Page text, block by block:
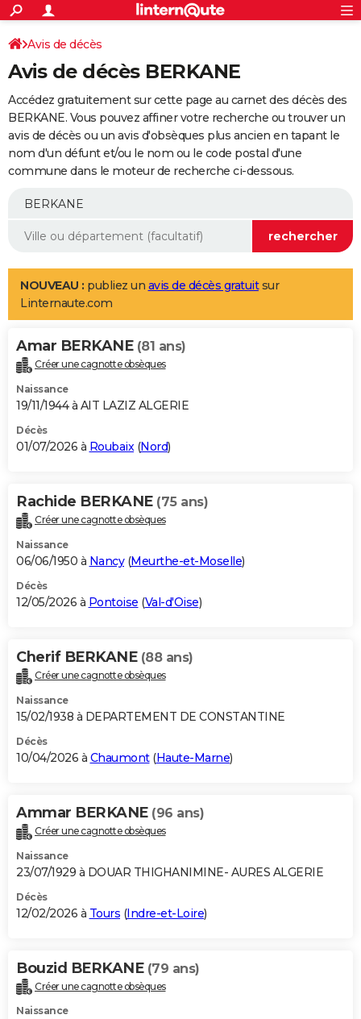
ACTUALITÉS
Politique
Société
Faits Divers
Education
Monde
Villes
+
SPORT
Coupe du monde 2026
Football
Tennis
Cyclisme
Rugby
Forum
Programme TV
TNT
Streaming
Cinéma
Sorties cinéma
Musique
+
FINANCE
Retraite
Epargne
Immobilier
Risques naturels par ville
Banque
Assurance
AUTO
Essais
Réserver un essai
Citadines
Berlines
SUV
Forum auto
+
Mobiles
Meilleur smartphone
Internet
Ordinateurs
Jeux vidéo
Guide high-tech
Aménagement intérieur
LIFESTYLE
Art de vivre
Bien-être
Loisirs
Mode
Modes de vie
Alimentation
Guide de la santé
Maladies
Médicaments
Sommeil
VOYAGE
Destinations
City break
Voyage nature
Voyage de noces
Forum
Climat
+PHOTO
GUIDES D'ACHAT
BONS PLANS
Carte de Noël
Carte Bonne année
Carte Saint-Valentin
Carte Pâques
Carte d'anniversaire
DICTIONNAIRE
Dictionnaire
Biographies
Citations
Expressions
Proverbes
PROGRAMME TV
S'inscrire
Se connecter
Lycées
Collèges
Primaires
Universités
Entreprises
Service militaire
Avis de recherche
AVIS DE DÉCÈS
Bricolage
Lifestyle
Culture
Sport
Auto
Television
Voyage
Cinema
Avis de décès
Avis de décès BERKANE
Accédez gratuitement sur cette page au carnet des décès des
BERKANE. Vous pouvez affiner votre recherche ou trouver un
avis de décès ou un avis d'obsèques plus ancien en tapant le
nom d'un défunt et/ou le nom ou le code postal d'une
commune dans le moteur de recherche ci-dessous.
NOUVEAU : publiez un avis de décès gratuitsur
Linternaute.com
Amar BERKANE (81 ans)
Créer une cagnotte obsèques
Naissance
19/11/1944 à AIT LAZIZ ALGERIE
Décès
01/07/2026 à Roubaix(Nord)
Rachide BERKANE (75 ans)
Créer une cagnotte obsèques
Naissance
06/06/1950 à Nancy(Meurthe-et-Moselle)
Décès
12/05/2026 à Pontoise (Val-d'Oise)
Cherif BERKANE (88 ans)
Créer une cagnotte obsèques
Naissance
15/02/1938 à DEPARTEMENT DE CONSTANTINE
Décès
10/04/2026 à Chaumont(Haute-Marne)
Ammar BERKANE (96 ans)
Créer une cagnotte obsèques
Naissance
23/07/1929 à DOUAR THIGHANIMINE- AURES ALGERIE
Décès
12/02/2026 à Tours (Indre-et-Loire)
Bouzid BERKANE (79 ans)
Créer une cagnotte obsèques
Naissance